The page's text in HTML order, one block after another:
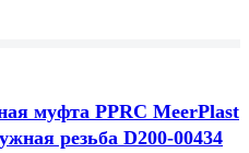
муфта PPRC MeerPlast
резьба D200-00434